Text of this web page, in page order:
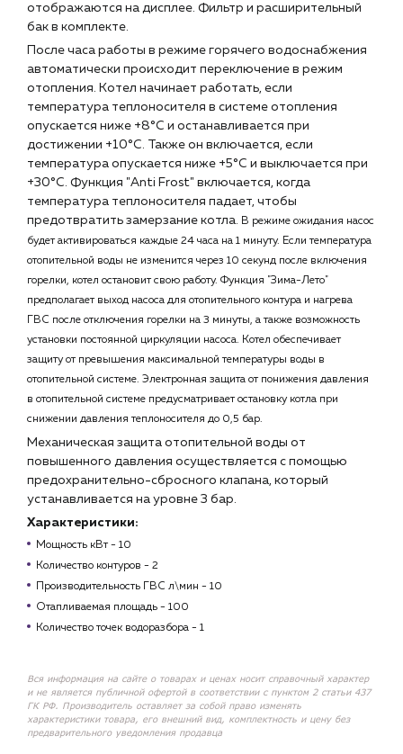
отображаются на дисплее. Фильтр и расширительный
бак в комплекте.
После часа работы в режиме горячего водоснабжения
автоматически происходит переключение в режим
отопления. Котел начинает работать, если
температура теплоносителя в системе отопления
опускается ниже +8°С и останавливается при
достижении +10°С. Также он включается, если
температура опускается ниже +5°С и выключается при
+30°С. Функция "Anti Frost" включается, когда
температура теплоносителя падает, чтобы
предотвратить замерзание котла. В режиме ожидания насос
будет активироваться каждые 24 часа на 1 минуту. Если температура
отопительной воды не изменится через 10 секунд после включения
горелки, котел остановит свою работу. Функция "Зима-Лето"
предполагает выход насоса для отопительного контура и нагрева
ГВС после отключения горелки на 3 минуты, а также возможность
установки постоянной циркуляции насоса. Котел обеспечивает
защиту от превышения максимальной температуры воды в
отопительной системе. Электронная защита от понижения давления
в отопительной системе предусматривает остановку котла при
снижении давления теплоносителя до 0,5 бар.
Механическая защита отопительной воды от
повышенного давления осуществляется с помощью
предохранительно-сбросного клапана, который
устанавливается на уровне 3 бар.
Характеристики:
Мощность кВт - 10
Количество контуров - 2
Производительность ГВС л\мин - 10
Отапливаемая площадь - 100
Количество точек водоразбора - 1
Вся информация на сайте о товарах и ценах носит справочный характер
и не является публичной офертой в соответствии с пунктом 2 статьи 437
ГК РФ. Производитель оставляет за собой право изменять
характеристики товара, его внешний вид, комплектность и цену без
предварительного уведомления продавца